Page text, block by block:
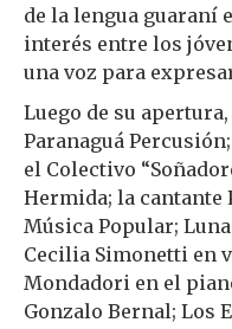
de la lengua guaraní
interés entre los
una voz para
Luego de su
Paranaguá
el Colectivo
Hermida; la cantante
Música Popular;
Cecilia Simonetti en
Mondadori en el
Gonzalo Bernal; Los